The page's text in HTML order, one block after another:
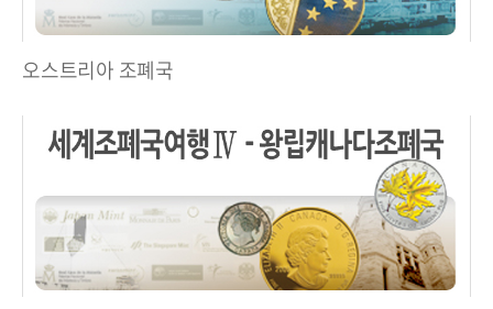
오스트리아 조폐국